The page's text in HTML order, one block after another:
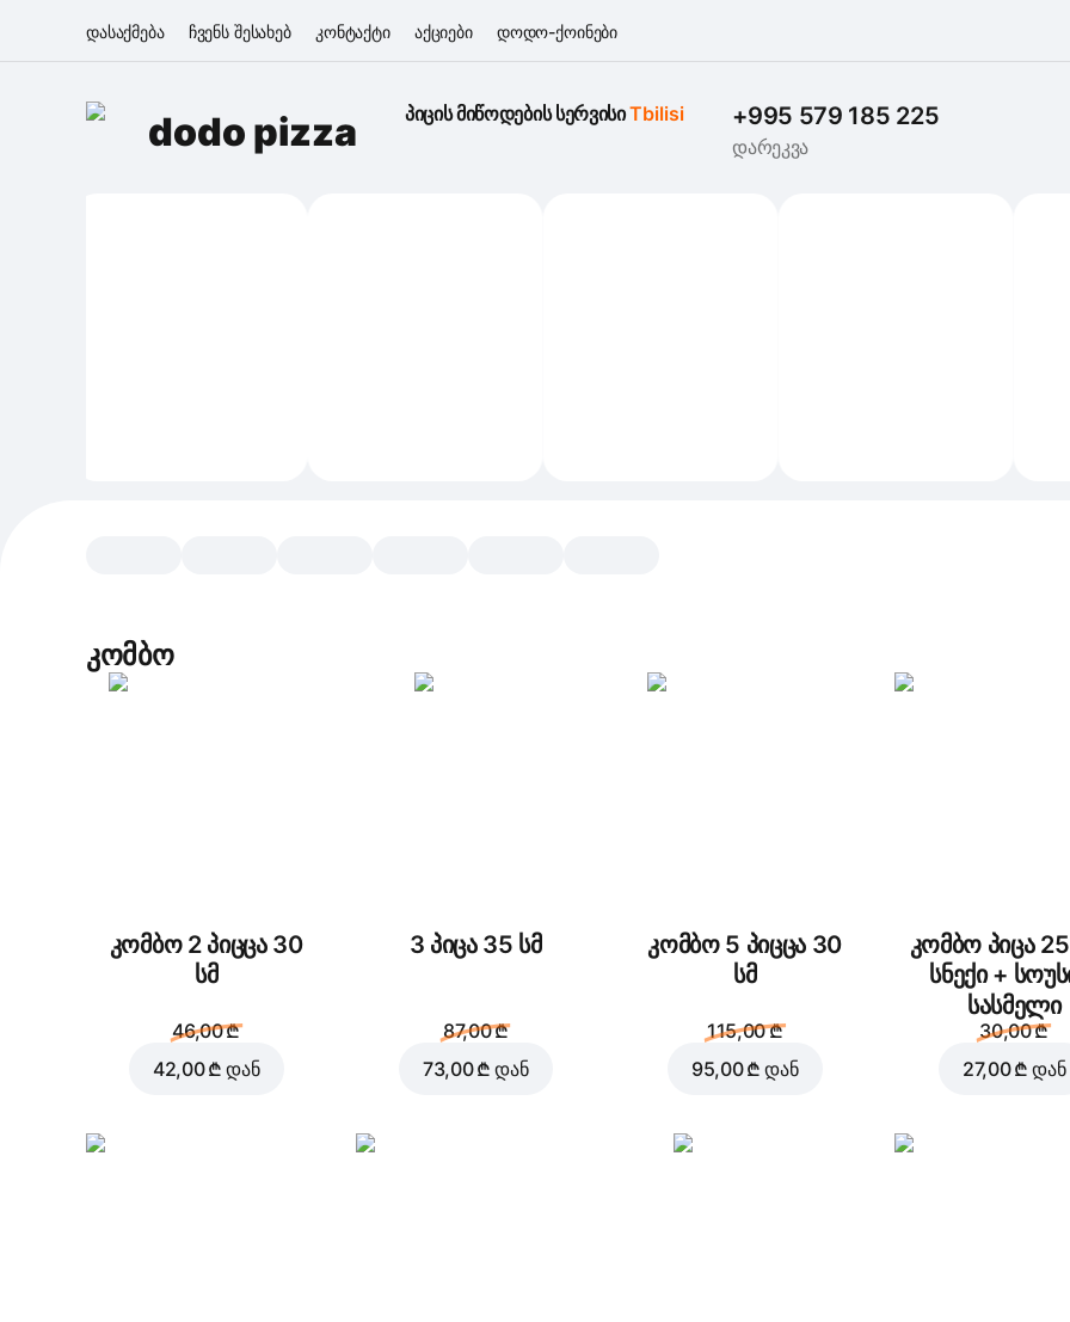
დასაქმება ჩვენს შესახებ კონტაქტი აქციები დოდო-ქოინები
dodo pizza პიცის მიწოდების სერვისი Tbilisi +995 579 185 225
დარეკვა
დაამატეთ ტოპინგები
კომბო
კომბო 2 პიცცა 30
სმ
46,00 ₾
42,00 ₾ დან
3 პიცა 35 სმ
87,00 ₾
73,00 ₾ დან
კომბო 5 პიცცა 30
სმ
115,00 ₾
95,00 ₾ დან
კომბო პიცა
სნექი +
სასმელი
30,00 ₾
27,00 ₾ დან